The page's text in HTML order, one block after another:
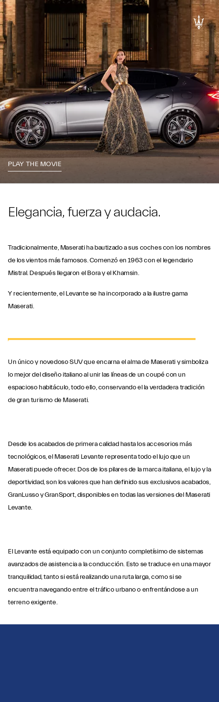
PLAY THE MOVIE
Elegancia, fuerza y audacia.
Tradicionalmente, Maserati ha bautizado a sus coches con los nombres
de los vientos más famosos. Comenzó en 1963 con el legendario
Mistral. Después llegaron el Bora y el Khamsin.
Y recientemente, el Levante se ha incorporado a la ilustre gama
Maserati.
Un único y novedoso SUV que encarna el alma de Maserati y simboliza
lo mejor del diseño italiano al unir las líneas de un coupé con un
espacioso habitáculo, todo ello, conservando el la verdadera tradición
de gran turismo de Maserati.
Desde los acabados de primera calidad hasta los accesorios más
tecnológicos, el Maserati Levante representa todo el lujo que un
Maserati puede ofrecer. Dos de los pilares de la marca italiana, el lujo y la
deportividad, son los valores que han definido sus exclusivos acabados,
GranLusso y GranSport, disponibles en todas las versiones del Maserati
Levante.
El Levante está equipado con un conjunto completísimo de sistemas
avanzados de asistencia a la conducción. Esto se traduce en una mayor
tranquilidad, tanto si está realizando una ruta larga, como si se
encuentra navegando entre el tráfico urbano o enfrentándose a un
terreno exigente.